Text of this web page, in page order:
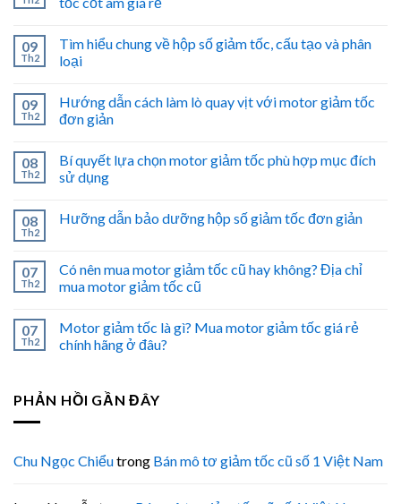
09
Th2
Tìm hiểu chung về hộp số giảm tốc, cấu tạo và phân
loại
09
Th2
Hướng dẫn cách làm lò quay vịt với motor giảm tốc
đơn giản
08
Th2
Bí quyết lựa chọn motor giảm tốc phù hợp mục đích
sử dụng
08
Th2
Hưỡng dẫn bảo dưỡng hộp số giảm tốc đơn giản
07
Th2
Có nên mua motor giảm tốc cũ hay không? Địa chỉ
mua motor giảm tốc cũ
07
Th2
Motor giảm tốc là gì? Mua motor giảm tốc giá rẻ
chính hãng ở đâu?
PHẢN HỒI GẦN ĐÂY
Chu Ngọc Chiểutrong Bán mô tơ giảm tốc cũ số 1 Việt Nam